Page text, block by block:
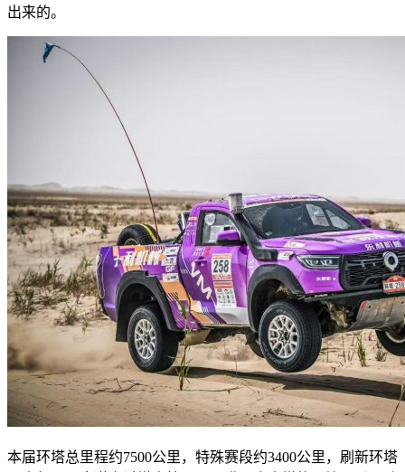
出来的。
本届环塔总里程约7500公里，特殊赛段约3400公里，刷新环塔